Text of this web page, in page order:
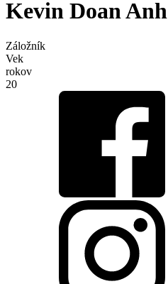
Kevin Doan Anh
Záložník
Vek
rokov
20